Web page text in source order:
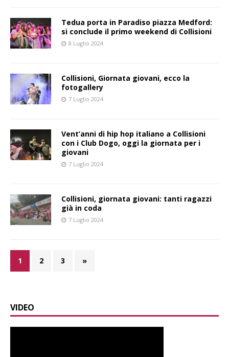
Tedua porta in Paradiso piazza Medford:
si conclude il primo weekend di Collisioni
8 Luglio 2024
Collisioni, Giornata giovani, ecco la
fotogallery
7 Luglio 2024
Vent’anni di hip hop italiano a Collisioni
con i Club Dogo, oggi la giornata per i
giovani
7 Luglio 2024
Collisioni, giornata giovani: tanti ragazzi
già in coda
7 Luglio 2024
1 2 3 »
VIDEO